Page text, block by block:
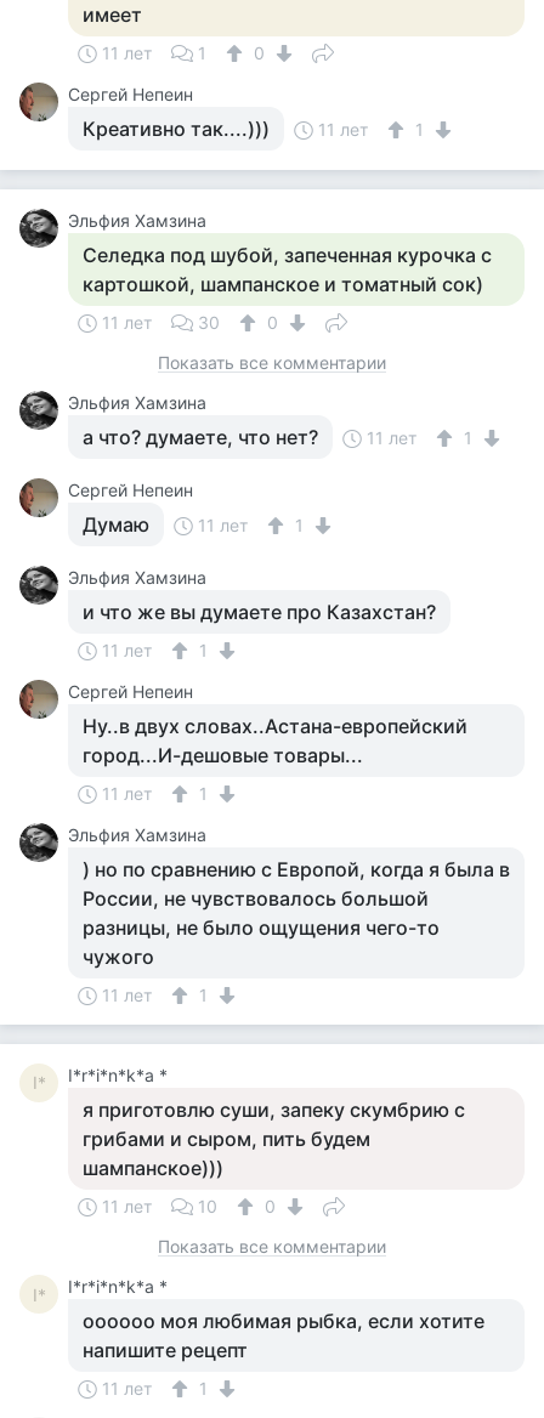
имеет
11 лет 1
0
Сергей Непеин
Креативно так....))) 11 лет 1
Эльфия Хамзина
Селедка под шубой, запеченная курочка с
картошкой, шампанское и томатный сок)
11 лет 30
0
Показать все комментарии
Эльфия Хамзина
а что? думаете, что нет? 11 лет 1
Сергей Непеин
Думаю 11 лет 1
Эльфия Хамзина
и что же вы думаете про Казахстан?
11 лет
1
Сергей Непеин
Ну..в двух словах..Астана-европейский
город...И-дешовые товары...
11 лет
1
Эльфия Хамзина
) но по сравнению с Европой, когда я была в
России, не чувствовалось большой
разницы, не было ощущения чего-то
чужого
11 лет 1
I* I*r*i*n*k*a *
я приготовлю суши, запеку скумбрию с
грибами и сыром, пить будем
шампанское)))
11 лет 10
0
Показать все комментарии
I* I*r*i*n*k*a *
оооооо моя любимая рыбка, если хотите
напишите рецепт
11 лет
1